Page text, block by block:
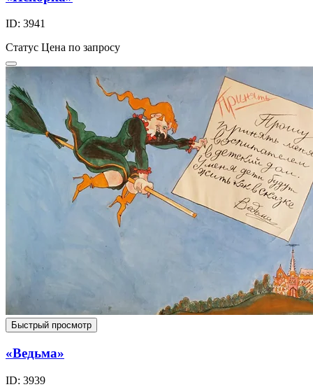
ID: 3941
Статус Цена по запросу
Быстрый просмотр
«Ведьма»
ID: 3939